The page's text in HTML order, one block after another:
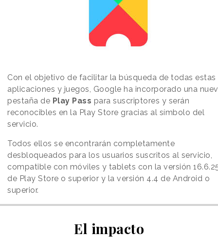
Con el objetivo de facilitar la búsqueda de todas estas
aplicaciones y juegos, Google ha incorporado una
pestaña de Play Pass para suscriptores y serán
reconocibles en la Play Store gracias al símbolo del
servicio.
Todos ellos se encontrarán completamente
desbloqueados para los usuarios suscritos al servicio,
compatible con móviles y tablets con la versión
de Play Store o superior y la versión 4.4 de Android o
superior.
El impacto